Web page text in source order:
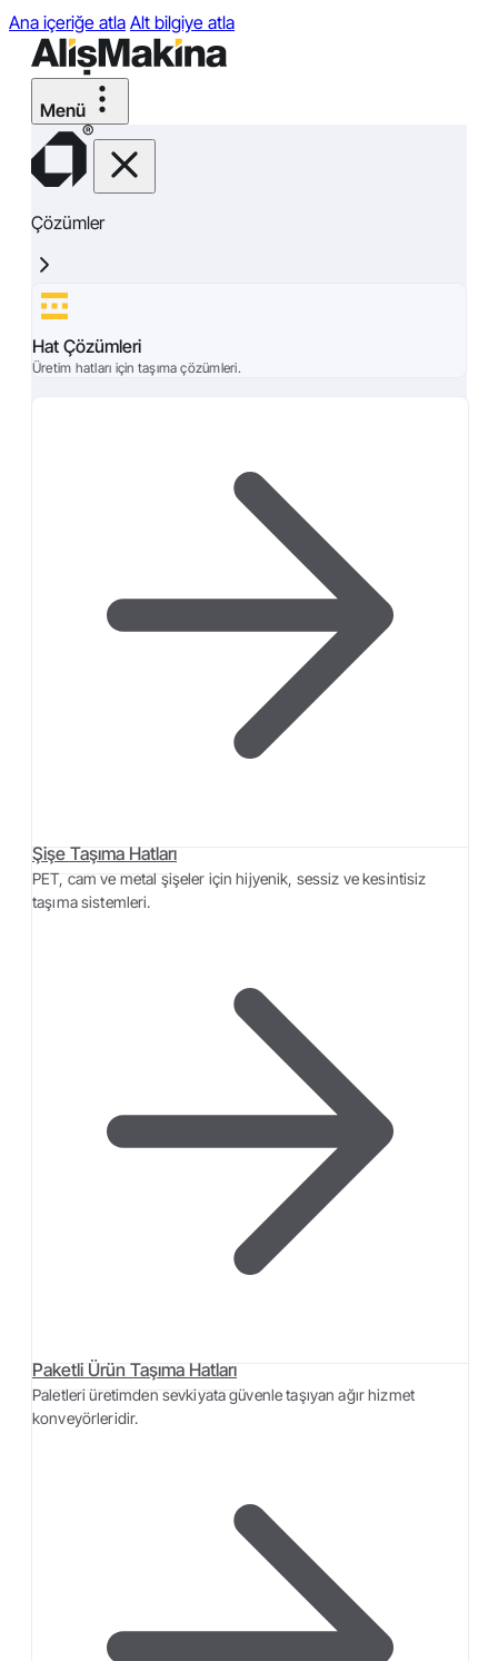
Ana içeriğe atla Alt bilgiye atla
Çözümler
Hat Çözümleri
Üretim hatları için taşıma çözümleri.
Şişe Taşıma Hatları
PET, cam ve metal şişeler için hijyenik, sessiz ve kesintisiz
taşıma sistemleri.
Paketli Ürün Taşıma Hatları
Paletleri üretimden sevkiyata güvenle taşıyan ağır hizmet
konveyörleridir.